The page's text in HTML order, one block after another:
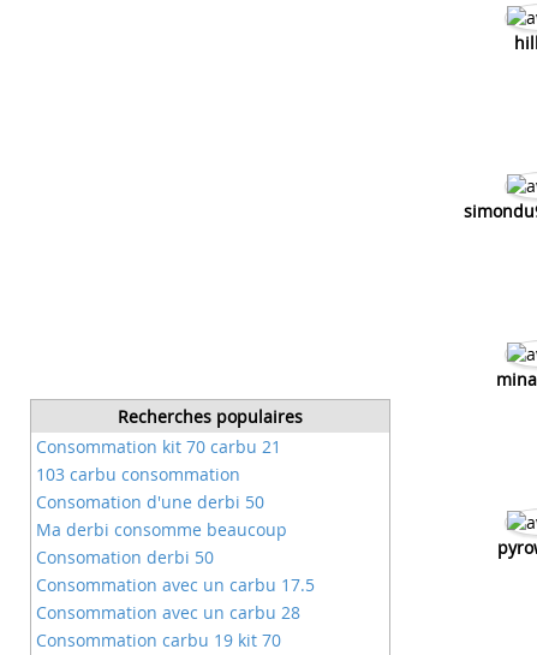
Recherches populaires
Consommation kit 70 carbu 21
103 carbu consommation
Consomation d'une derbi 50
Ma derbi consomme beaucoup
Consomation derbi 50
Consommation avec un carbu 17.5
Consommation avec un carbu 28
Consommation carbu 19 kit 70